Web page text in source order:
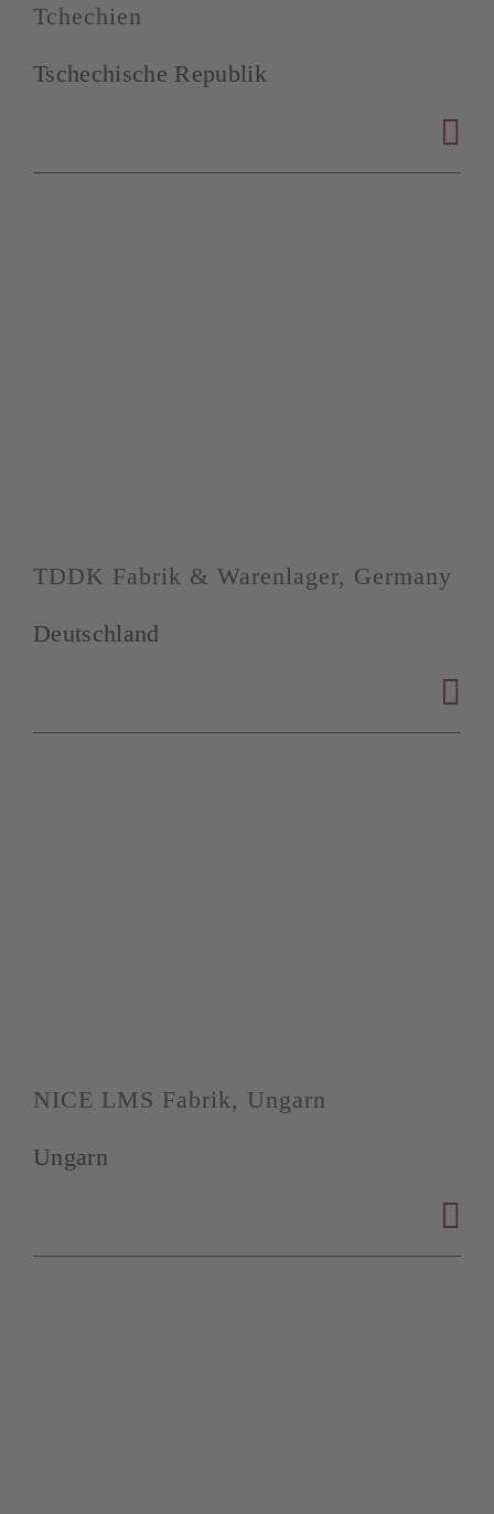
Tchechien
Tschechische Republik
TDDK Fabrik & Warenlager, Germany
Deutschland
NICE LMS Fabrik, Ungarn
Ungarn